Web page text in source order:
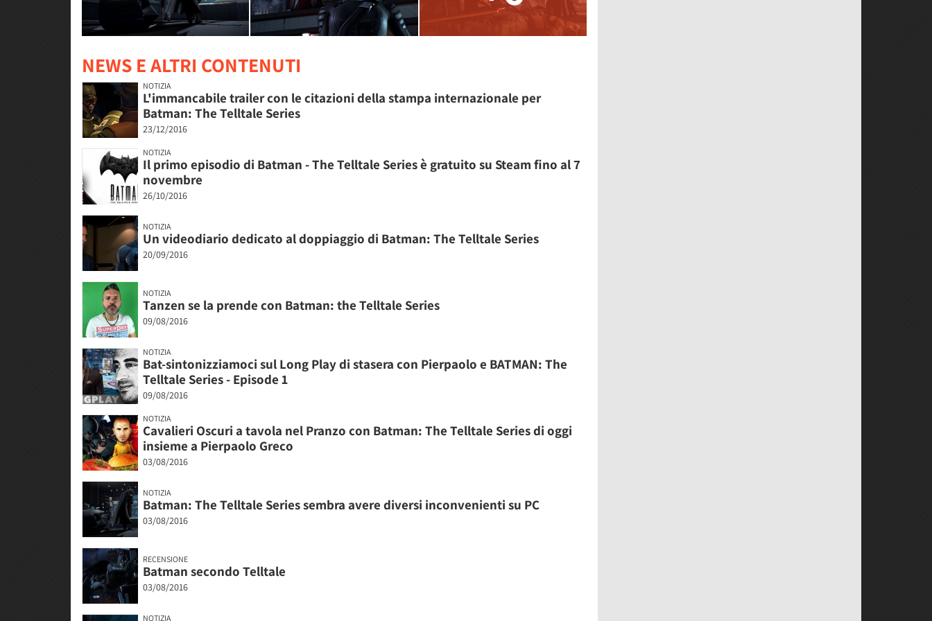
NEWS E ALTRI CONTENUTI
NOTIZIA
L'immancabile trailer con le citazioni della stampa internazionale per
Batman: The Telltale Series
23/12/2016
NOTIZIA
Il primo episodio di Batman - The Telltale Series è gratuito su Steam fino al 7
novembre
26/10/2016
NOTIZIA
Un videodiario dedicato al doppiaggio di Batman: The Telltale Series
20/09/2016
NOTIZIA
Tanzen se la prende con Batman: the Telltale Series
09/08/2016
NOTIZIA
Bat-sintonizziamoci sul Long Play di stasera con Pierpaolo e BATMAN: The
Telltale Series - Episode 1
09/08/2016
NOTIZIA
Cavalieri Oscuri a tavola nel Pranzo con Batman: The Telltale Series di oggi
insieme a Pierpaolo Greco
03/08/2016
NOTIZIA
Batman: The Telltale Series sembra avere diversi inconvenienti su PC
03/08/2016
RECENSIONE
Batman secondo Telltale
03/08/2016
NOTIZIA